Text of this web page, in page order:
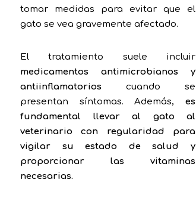
tomar medidas para evitar que el
gato se vea gravemente afectado.
El tratamiento suele incluir
medicamentos antimicrobianos y
antiinflamatorios cuando se
presentan síntomas. Además, es
fundamental llevar al gato al
veterinario con regularidad para
vigilar su estado de salud y
proporcionar las vitaminas
necesarias.